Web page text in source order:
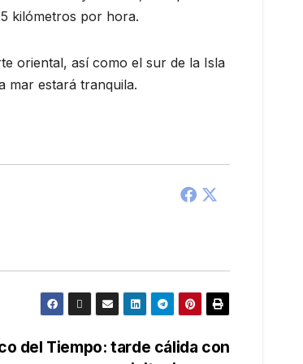
kilómetros por hora.
oriental, así como el sur de la Isla
mar estará tranquila.
del Tiempo: tarde cálida con